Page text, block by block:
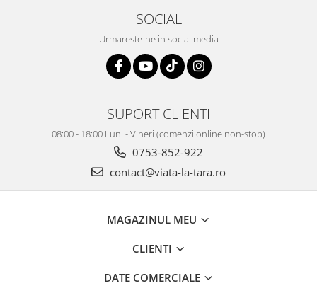
SOCIAL
Urmareste-ne in social media
SUPORT CLIENTI
08:00 - 18:00 Luni - Vineri (comenzi online non-stop)
0753-852-922
contact@viata-la-tara.ro
MAGAZINUL MEU
CLIENTI
DATE COMERCIALE